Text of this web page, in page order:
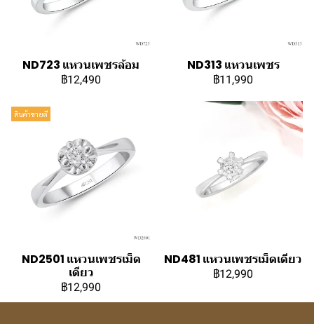
ND723 แหวนเพชรล้อม
฿12,490
ND313 แหวนเพชร
฿11,990
สินค้าขายดี
ND2501 แหวนเพชรเม็ด
เดียว
฿12,990
ND481 แหวนเพชรเม็ดเดียว
฿12,990